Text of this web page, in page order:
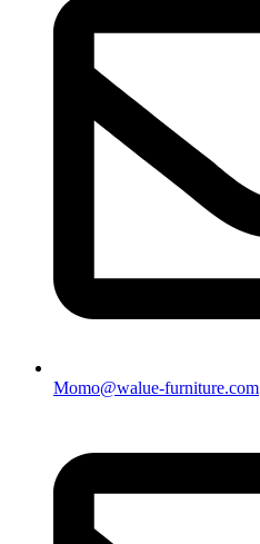
Momo@walue-furniture.com